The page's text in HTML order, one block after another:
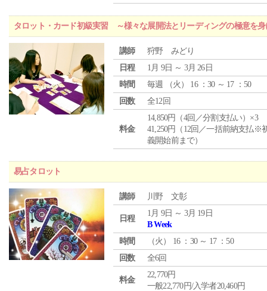
タロット・カード初級実習 ～様々な展開法とリーディングの極意を身
講師
狩野 みどり
日程
1月 9日 ～ 3月 26日
時間
毎週 （火 ） 16 ：30 ～ 17 ：50
回数
全12回
料金
14,850円（4回／分割支払い）×3
41,250円（12回／一括前納支払※
義開始前まで）
易占タロット
講師 川野 文彰
日程
1月 9日 ～ 3月 19日
B Week
時間
（火 ） 16 ：30 ～ 17 ：50
回数
全6回
料金
22,770円
一般22,770円/入学者20,460円